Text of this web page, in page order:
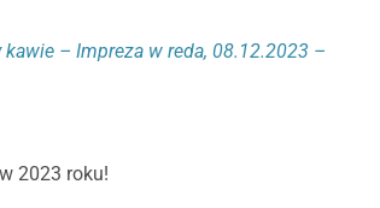
– Impreza w reda, 08.12.2023 –
w 2023 roku!